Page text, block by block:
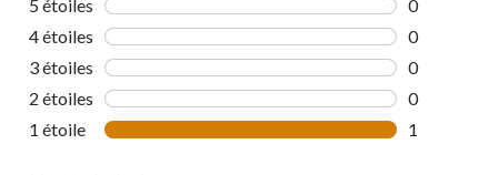
5 étoiles étoiles
0
4 étoiles étoiles
0
3 étoiles étoiles
0
2 étoiles étoiles
0
1 étoile étoiles
1